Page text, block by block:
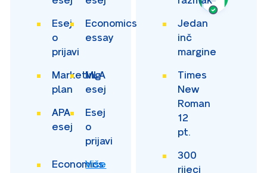
Esej
o
prijavi
Economics
essay
Marketing
plan
MLA
esej
APA
esej
Esej
o
prijavi
Economics
Više
Jedan
inč
margine
Times
New
Roman
12
pt.
300
rijeci